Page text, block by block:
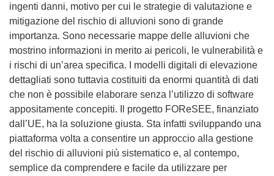
ingenti danni, motivo per cui le strategie di valutazione e
mitigazione del rischio di alluvioni sono di grande
importanza. Sono necessarie mappe delle alluvioni che
mostrino informazioni in merito ai pericoli, le vulnerabilità e
i rischi di un’area specifica. I modelli digitali di elevazione
dettagliati sono tuttavia costituiti da enormi quantità di dati
che non è possibile elaborare senza l’utilizzo di software
appositamente concepiti. Il progetto FOReSEE, finanziato
dall’UE, ha la soluzione giusta. Sta infatti sviluppando una
piattaforma volta a consentire un approccio alla gestione
del rischio di alluvioni più sistematico e, al contempo,
semplice da comprendere e facile da utilizzare per